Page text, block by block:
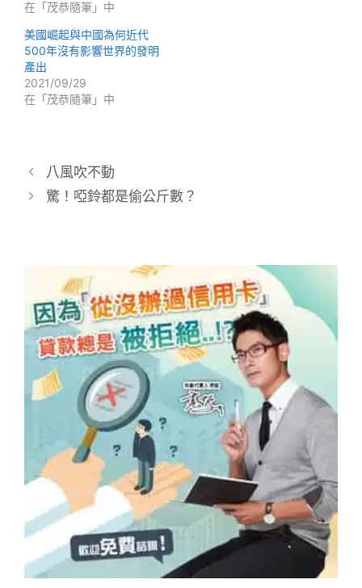
在「茂恭隨筆」中
美國崛起與中國為何近代
500年沒有影響世界的發明
產出
2021/09/29
在「茂恭隨筆」中
八風吹不動
驚！啞鈴都是偷公斤數？